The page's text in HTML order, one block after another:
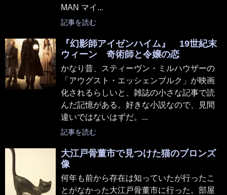
MAN マイ...
記事を読む
『幻影師アイゼンハイム』 19世紀末
ウィーン 奇術師と令嬢の恋
かなり昔、スティーヴン・ミルハウザーの
「アウグスト・エッシェンブルク」が映画
化されるらしいと、雑誌の小さな記事で読
んだ記憶がある。好きな小説なので、見間
違いではないはずだ。...
記事を読む
大江戸骨董市で見つけた猫のブロンズ
像
何年も前から存在は知っていたが行ったこ
とがなかった大江戸骨董市に行った。部屋